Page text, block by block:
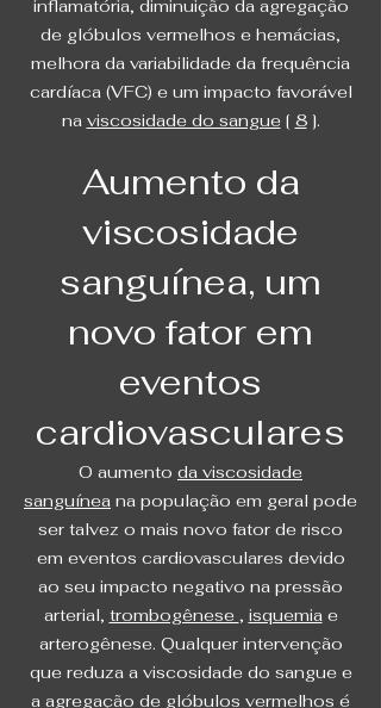
inflamatória, diminuição da agregação
de glóbulos vermelhos e hemácias,
melhora da variabilidade da frequência
cardíaca (VFC) e um impacto favorável
na viscosidade do sangue[ 8].
Aumento da
viscosidade
sanguínea, um
novo fator em
eventos
cardiovasculares
O aumento da viscosidade
sanguínea na população em geral pode
ser talvez o mais novo fator de risco
em eventos cardiovasculares devido
ao seu impacto negativo na pressão
arterial, trombogênese , isquemiae
arterogênese. Qualquer intervenção
que reduza a viscosidade do sangue e
a agregação de glóbulos vermelhos é